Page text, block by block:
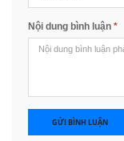
Nội dung bình luận *
GỬI BÌNH LUẬN